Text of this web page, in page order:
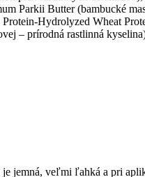
Parkii Butter (bambucké
Hydrolyzed Wheat
– prírodná rastlinná
jemná, veľmi ľahká a pri